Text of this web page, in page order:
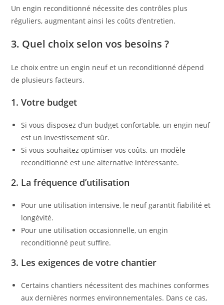
Un engin reconditionné nécessite des contrôles plus
réguliers, augmentant ainsi les coûts d’entretien.
3. Quel choix selon vos besoins ?
Le choix entre un engin neuf et un reconditionné dépend
de plusieurs facteurs.
1. Votre budget
Si vous disposez d’un budget confortable, un engin neuf
est un investissement sûr.
Si vous souhaitez optimiser vos coûts, un modèle
reconditionné est une alternative intéressante.
2. La fréquence d’utilisation
Pour une utilisation intensive, le neuf garantit fiabilité et
longévité.
Pour une utilisation occasionnelle, un engin
reconditionné peut suffire.
3. Les exigences de votre chantier
Certains chantiers nécessitent des machines conformes
aux dernières normes environnementales. Dans ce cas,